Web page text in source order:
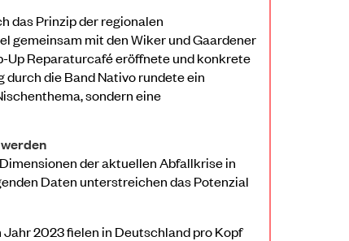
das Prinzip der regionalen
gemeinsam mit den Wiker und Gaardener
Up Reparaturcafé eröffnete und konkrete
die Band Nativo rundete ein
sondern eine
der aktuellen Abfallkrise in
Daten unterstreichen das Potenzial
2023 fielen in Deutschland pro Kopf